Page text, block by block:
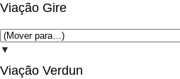
Viação Gire
▼
Viação Verdun